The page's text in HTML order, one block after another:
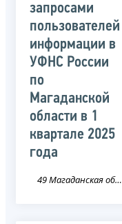
запросами
пользователей
информации в
УФНС России
по
Магаданской
области в 1
квартале 2025
года
49 Магаданская область